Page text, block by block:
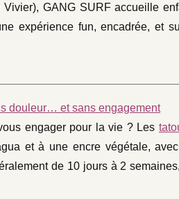
GANG SURF accueille
expérience fun, encadrée, et
douleur… et sans engagement
engager pour la vie ? Les
et à une encre végétale,
de 10 jours à 2